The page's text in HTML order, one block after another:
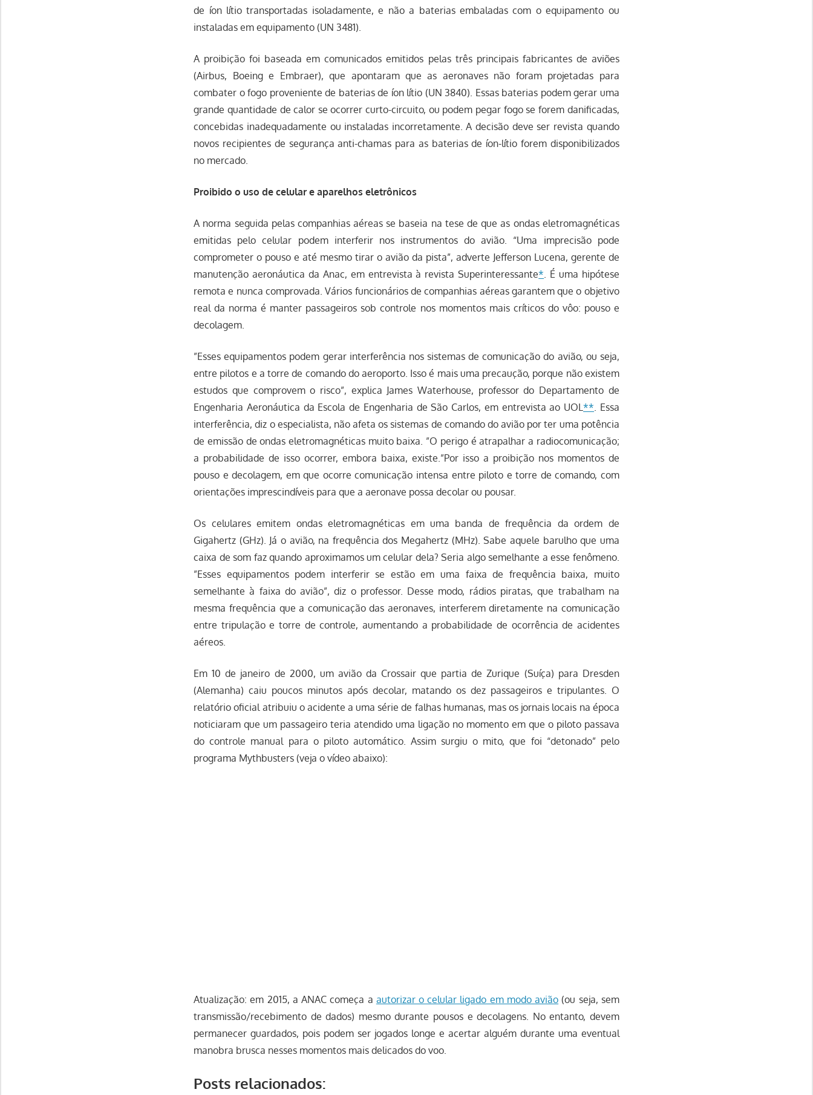
de íon lítio transportadas isoladamente, e não a baterias embaladas com o equipamento ou
instaladas em equipamento (UN 3481).
A proibição foi baseada em comunicados emitidos pelas três principais fabricantes de aviões
(Airbus, Boeing e Embraer), que apontaram que as aeronaves não foram projetadas para
combater o fogo proveniente de baterias de íon lítio (UN 3840). Essas baterias podem gerar uma
grande quantidade de calor se ocorrer curto-circuito, ou podem pegar fogo se forem danificadas,
concebidas inadequadamente ou instaladas incorretamente. A decisão deve ser revista quando
novos recipientes de segurança anti-chamas para as baterias de íon-lítio forem disponibilizados
no mercado.
Proibido o uso de celular e aparelhos eletrônicos
A norma seguida pelas companhias aéreas se baseia na tese de que as ondas eletromagnéticas
emitidas pelo celular podem interferir nos instrumentos do avião. “Uma imprecisão pode
comprometer o pouso e até mesmo tirar o avião da pista”, adverte Jefferson Lucena, gerente de
manutenção aeronáutica da Anac, em entrevista à revista Superinteressante* . É uma hipótese
remota e nunca comprovada. Vários funcionários de companhias aéreas garantem que o objetivo
real da norma é manter passageiros sob controle nos momentos mais críticos do vôo: pouso e
decolagem.
”Esses equipamentos podem gerar interferência nos sistemas de comunicação do avião, ou seja,
entre pilotos e a torre de comando do aeroporto. Isso é mais uma precaução, porque não existem
estudos que comprovem o risco”, explica James Waterhouse, professor do Departamento de
Engenharia Aeronáutica da Escola de Engenharia de São Carlos, em entrevista ao UOL** . Essa
interferência, diz o especialista, não afeta os sistemas de comando do avião por ter uma potência
de emissão de ondas eletromagnéticas muito baixa. ”O perigo é atrapalhar a radiocomunicação;
a probabilidade de isso ocorrer, embora baixa, existe.”Por isso a proibição nos momentos de
pouso e decolagem, em que ocorre comunicação intensa entre piloto e torre de comando, com
orientações imprescindíveis para que a aeronave possa decolar ou pousar.
Os celulares emitem ondas eletromagnéticas em uma banda de frequência da ordem de
Gigahertz (GHz). Já o avião, na frequência dos Megahertz (MHz). Sabe aquele barulho que uma
caixa de som faz quando aproximamos um celular dela? Seria algo semelhante a esse fenômeno.
”Esses equipamentos podem interferir se estão em uma faixa de frequência baixa, muito
semelhante à faixa do avião”, diz o professor. Desse modo, rádios piratas, que trabalham na
mesma frequência que a comunicação das aeronaves, interferem diretamente na comunicação
entre tripulação e torre de controle, aumentando a probabilidade de ocorrência de acidentes
aéreos.
Em 10 de janeiro de 2000, um avião da Crossair que partia de Zurique (Suíça) para Dresden
(Alemanha) caiu poucos minutos após decolar, matando os dez passageiros e tripulantes. O
relatório oficial atribuiu o acidente a uma série de falhas humanas, mas os jornais locais na época
noticiaram que um passageiro teria atendido uma ligação no momento em que o piloto passava
do controle manual para o piloto automático. Assim surgiu o mito, que foi “detonado” pelo
programa Mythbusters (veja o vídeo abaixo):
Atualização: em 2015, a ANAC começa a autorizar o celular ligado em modo avião (ou seja, sem
transmissão/recebimento de dados) mesmo durante pousos e decolagens. No entanto, devem
permanecer guardados, pois podem ser jogados longe e acertar alguém durante uma eventual
manobra brusca nesses momentos mais delicados do voo.
Posts relacionados: